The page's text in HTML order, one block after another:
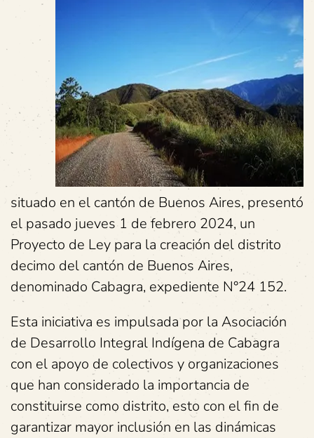
situado en el cantón de Buenos Aires, presentó
el pasado jueves 1 de febrero 2024, un
Proyecto de Ley para la creación del distrito
decimo del cantón de Buenos Aires,
denominado Cabagra, expediente N°24 152.
Esta iniciativa es impulsada por la Asociación
de Desarrollo Integral Indígena de Cabagra
con el apoyo de colectivos y organizaciones
que han considerado la importancia de
constituirse como distrito, esto con el fin de
garantizar mayor inclusión en las dinámicas